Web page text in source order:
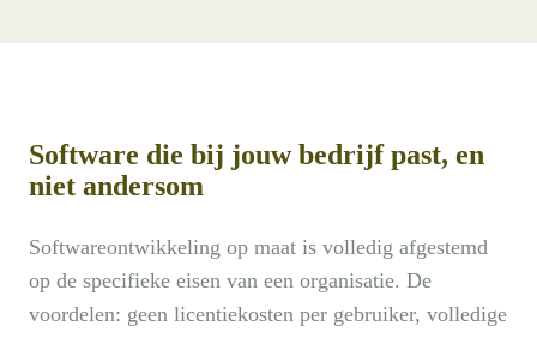
Software die bij jouw bedrijf past, en
niet andersom
Softwareontwikkeling op maat is volledig afgestemd
op de specifieke eisen van een organisatie. De
voordelen: geen licentiekosten per gebruiker, volledige